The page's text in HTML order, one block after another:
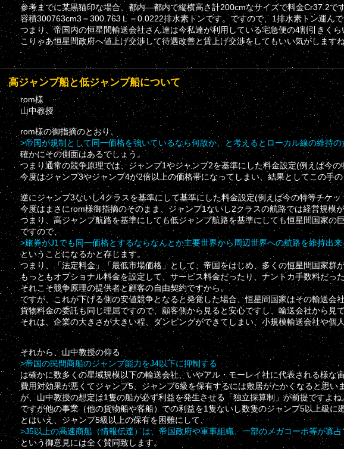
参考までに某黒猫印な場合、都内―都内で縦横高さ計200cmなサイズで料金Cr37.2で
容積300763cm3＝300.763Ｌ＝0.0222排水素トンです。ですので、1排水素トン運ん
つまり、帝国内の恒星間輸送会社さん達は今私達が利用している宅急便の4割引きく
こりゃあ恒星間政府へ値上げ交渉して待遇改善と賃上げ交渉をしてもいい気がしますね
高ジャンプ船と低ジャンプ船について
rom様
山中教授
rom様の御指摘のとおり、
>帝国が規制として同一価格を強いているなら何故か、と考えるとローカル線の維持
確かにその側面はあるでしょう。
つまり通常の競争原理では、ジャンプ1やジャンプ2を基準にした料金設定(例えば今
今度はジャンプ3やジャンプ4が2倍以上の価格帯になってしまい、結果としてこの手
逆にジャンプ3ないし4クラスを基準にして基準にした料金設定(例えば今の特等チケ
今度はまさにrom様御指摘のそのまま、ジャンプ1ないし2クラスの航路では経営規
つまり、高ジャンプ航路を基準にしても低ジャンプ航路を基準にしても恒星間国家
ですので、
>旅券がJ1でも同一価格とするならなんとか主要世界から周辺世界への航路を維持出来
ということになるかと存じます。
つまり、「法定料金」「最低市場価格」として、帝国をはじめ、多くの恒星間国家群
もっともオプショナル料金を設定して、サービス料金だったり、ナントカ手数料だ
それこそ競争原理の提供者と顧客の自由契約ですから。
ですが、これが下げる側の安値競争となると発覚した場合、恒星間国家はその輸送会
貨物料金の委託も同じ理屈ですので、顧客側から見ると安心ですし、輸送会社から見
それは、企業の大きさが大きい程、ダンピングができてしまい、小規模輸送会社や
それから、山中教授の仰る
>帝国の民間商船のジャンプ能力をJ4以下に抑制する
は確かに数多くの星域規模以下の輸送会社、いやアル・モーレイ社に代表される様な
費用対効果が悪くてジャンプ5、ジャンプ6級を保有するには敷居がたかくなると思い
が、山中教授の想定は1隻の船が必ず利益を発生させる「独立採算制」が前提ですよね
ですが他の事業（他の貨物船や客船）での利益を1隻ないし数隻のジャンプ5以上級
とはいえ、ジャンプ5級以上の保有を困難にして、
>J5以上の高速商船（情報伝達）は、帝国政府や軍事組織、一部のメガコーポ等が寡
という御意見には全く賛同致します。